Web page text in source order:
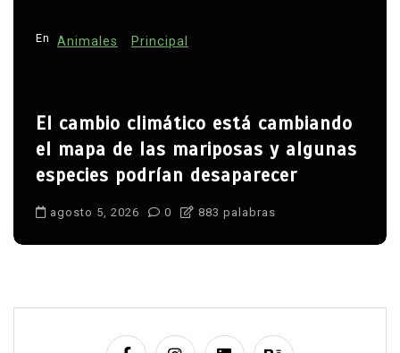
En Animales Principal
El cambio climático está cambiando
el mapa de las mariposas y algunas
especies podrían desaparecer
agosto 5, 2026 0 883 palabras